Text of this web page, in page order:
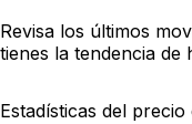
Revisa los últimos
tienes la tendencia de
Estadísticas del